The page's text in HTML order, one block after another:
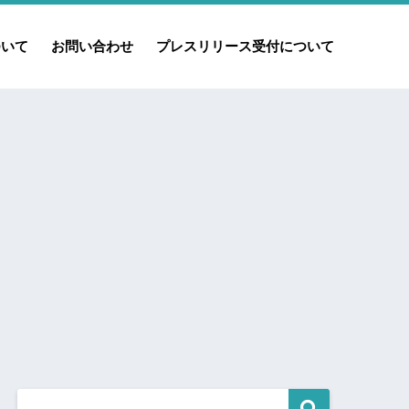
て お問い合わせ プレスリリース受付について